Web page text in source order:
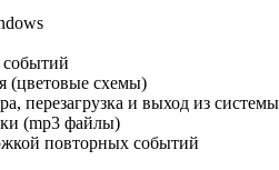
(цветовые схемы)
перезагрузка и выход из
(mp3 файлы)
повторных событий